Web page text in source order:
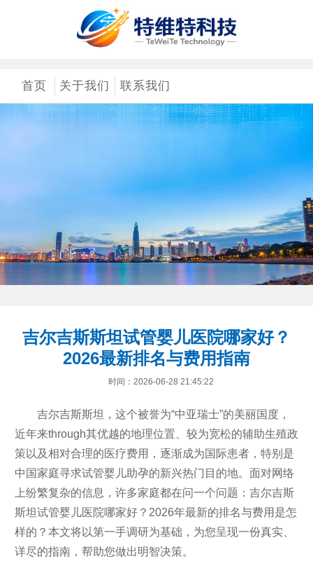
首页 关于我们 联系我们
吉尔吉斯斯坦试管婴儿医院哪家好？
2026最新排名与费用指南
时间：2026-06-28 21:45:22
吉尔吉斯斯坦，这个被誉为“中亚瑞士”的美丽国度，
近年来through其优越的地理位置、较为宽松的辅助生殖政
策以及相对合理的医疗费用，逐渐成为国际患者，特别是
中国家庭寻求试管婴儿助孕的新兴热门目的地。面对网络
上纷繁复杂的信息，许多家庭都在问一个问题：吉尔吉斯
斯坦试管婴儿医院哪家好？2026年最新的排名与费用是怎
样的？本文将以第一手调研为基础，为您呈现一份真实、
详尽的指南，帮助您做出明智决策。